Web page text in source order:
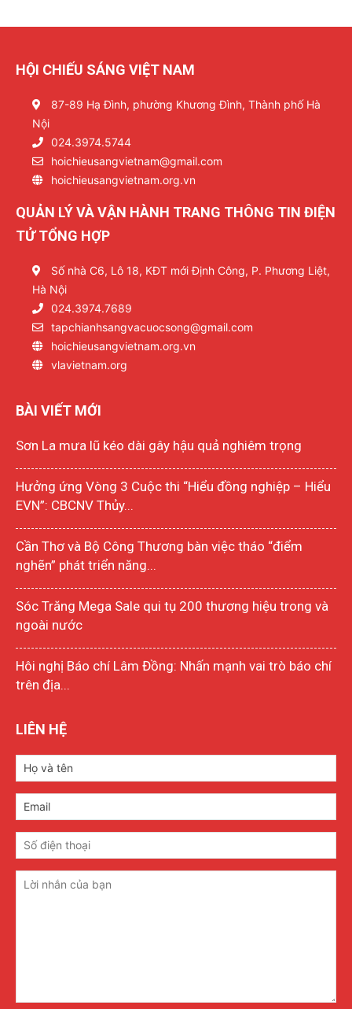
HỘI CHIẾU SÁNG VIỆT NAM
87-89 Hạ Đình, phường Khương Đình, Thành phố Hà
Nội
024.3974.5744
hoichieusangvietnam@gmail.com
hoichieusangvietnam.org.vn
QUẢN LÝ VÀ VẬN HÀNH TRANG THÔNG TIN ĐIỆN
TỬ TỔNG HỢP
Số nhà C6, Lô 18, KĐT mới Định Công, P. Phương Liệt,
Hà Nội
024.3974.7689
tapchianhsangvacuocsong@gmail.com
hoichieusangvietnam.org.vn
vlavietnam.org
BÀI VIẾT MỚI
Sơn La mưa lũ kéo dài gây hậu quả nghiêm trọng
Hưởng ứng Vòng 3 Cuộc thi “Hiểu đồng nghiệp – Hiểu
EVN”: CBCNV Thủy...
Cần Thơ và Bộ Công Thương bàn việc tháo “điểm
nghẽn” phát triển năng...
Sóc Trăng Mega Sale qui tụ 200 thương hiệu trong và
ngoài nước
Hôi nghị Báo chí Lâm Đồng: Nhấn mạnh vai trò báo chí
trên địa...
LIÊN HỆ